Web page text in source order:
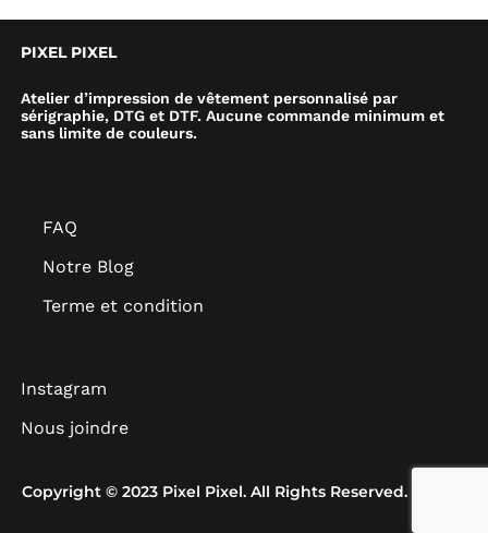
PIXEL PIXEL
Atelier d’impression de vêtement personnalisé par
sérigraphie, DTG et DTF. Aucune commande minimum et
sans limite de couleurs.
FAQ
Notre Blog
Terme et condition
Instagram
Nous joindre
Copyright © 2023 Pixel Pixel. All Rights Reserved.